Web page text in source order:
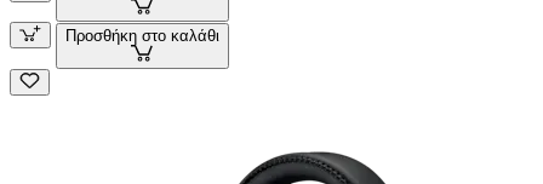
Προσθήκη στο καλάθι